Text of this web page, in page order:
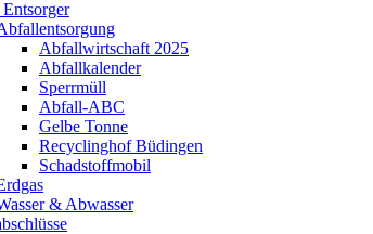
Abfallwirtschaft 2025
Abfallkalender
Sperrmüll
Abfall-ABC
Gelbe Tonne
Recyclinghof Büdingen
Schadstoffmobil
& Abwasser